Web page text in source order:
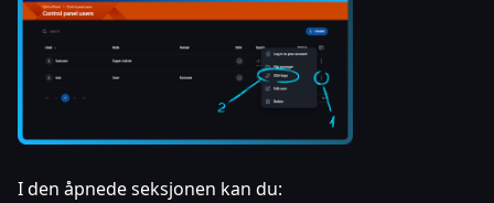
I den åpnede seksjonen kan du: